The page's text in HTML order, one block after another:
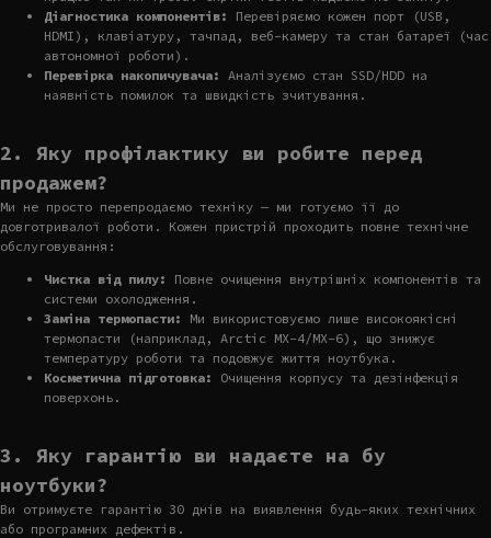
Діагностика компонентів:
Перевіряємо кожен порт (USB,
HDMI), клавіатуру, тачпад, веб-камеру та стан батареї (час
автономної роботи).
Перевірка накопичувача:
Аналізуємо стан SSD/HDD на
наявність помилок та швидкість зчитування.
2. Яку профілактику ви робите перед
продажем?
Ми не просто перепродаємо техніку — ми готуємо її до
довготривалої роботи. Кожен пристрій проходить повне технічне
обслуговування:
Чистка від пилу:
Повне очищення внутрішніх компонентів та
системи охолодження.
Заміна термопасти:
Ми використовуємо лише високоякісні
термопасти (наприклад, Arctic MX-4/MX-6), що знижує
температуру роботи та подовжує життя ноутбука.
Косметична підготовка:
Очищення корпусу та дезінфекція
поверхонь.
3. Яку гарантію ви надаєте на бу
ноутбуки?
Ви отримуєте гарантію 30 днів на виявлення будь-яких технічних
або програмних дефектів.